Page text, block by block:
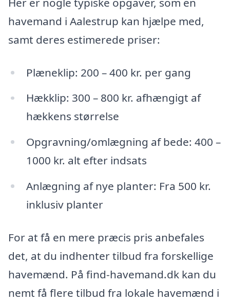
havemand i Aalestrup kan hjælpe med,
samt deres estimerede priser:
Plæneklip: 200 – 400 kr. per gang
Hækklip: 300 – 800 kr. afhængigt af
hækkens størrelse
Opgravning/omlægning af bede: 400 –
1000 kr. alt efter indsats
Anlægning af nye planter: Fra 500 kr.
inklusiv planter
For at få en mere præcis pris anbefales
det, at du indhenter tilbud fra forskellige
havemænd. På find-havemand.dk kan du
nemt få flere tilbud fra lokale havemænd i